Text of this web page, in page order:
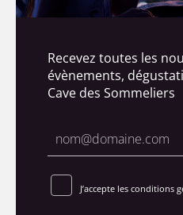
Recevez toutes les
évènements,
Cave des Sommeliers
J’accepte les conditions